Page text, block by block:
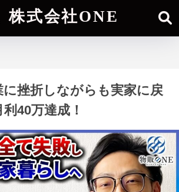
株式会社ONE
挫折しながらも実家に戻
40万達成！